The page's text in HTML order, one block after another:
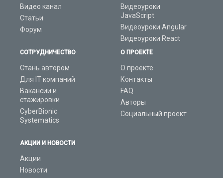
Видео канал
Статьи
Форум
Видеоуроки
JavaScript
Видеоуроки Angular
Видеоуроки React
СОТРУДНИЧЕСТВО
Стань автором
Для IT компаний
Вакансии и
стажировки
CyberBionic
Systematics
АКЦИИ И НОВОСТИ
Акции
Новости
О ПРОЕКТЕ
О проекте
Контакты
FAQ
Авторы
Социальный проект